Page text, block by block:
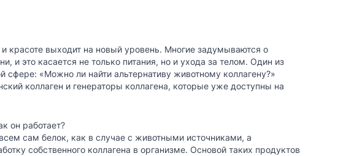
красоте выходит на новый уровень. Многие задумываются о
и это касается не только питания, но и ухода за телом. Один из
сфере: «Можно ли найти альтернативу животному коллагену?»
коллаген и генераторы коллагена, которые уже доступны на
он работает?
сам белок, как в случае с животными источниками, а
собственного коллагена в организме. Основой таких продуктов